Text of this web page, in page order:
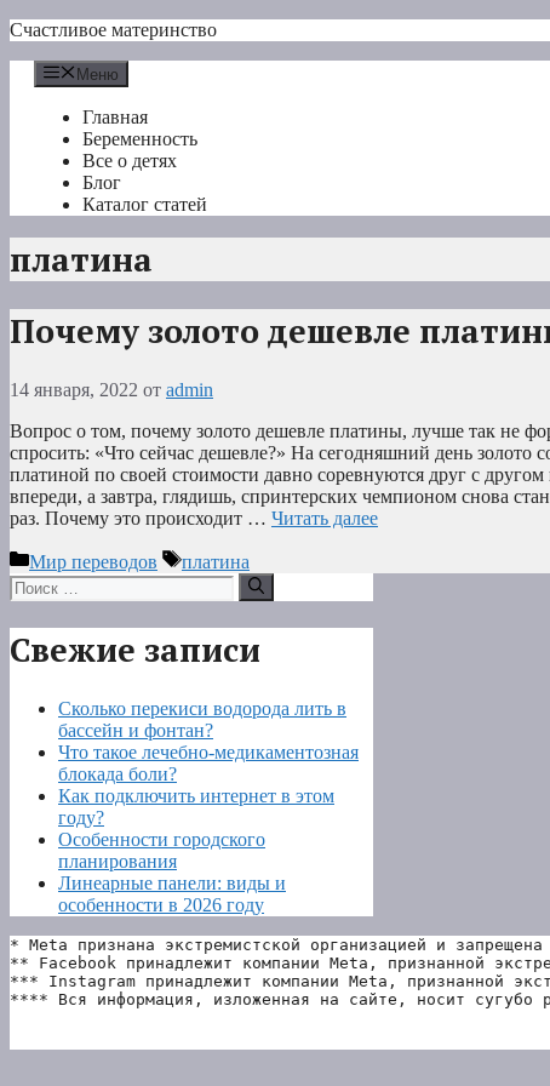
Перейти
содержимому
Счастливое материнство
Меню
Главная
Беременность
Все о детях
Блог
Каталог статей
платина
Почему золото дешевле
14 января, 2022 от admin
Вопрос о том, почему золото дешевле платины, лучше так не
спросить: «Что сейчас дешевле?» На сегодняшний день золото
платиной по своей стоимости давно соревнуются друг с
впереди, а завтра, глядишь, спринтерских чемпионом снова
раз. Почему это происходит … Читать далее
Рубрики
Мир переводов Метки
платина
Поиск:
Свежие записи
Сколько перекиси водорода лить в
бассейн и фонтан?
Что такое лечебно-медикаментозная
блокада боли?
Как подключить интернет в этом
году?
Особенности городского
планирования
Линеарные панели: виды и
особенности в 2026 году
* Meta признана экстремистской организацией и
** Facebook принадлежит компании Meta, признанной
*** Instagram принадлежит компании Meta, признанной
**** Вся информация, изложенная на сайте, носит сугубо